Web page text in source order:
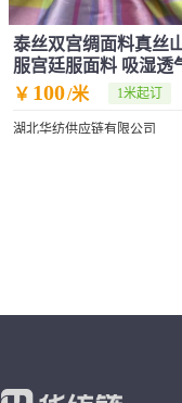
泰丝双宫绸面料真丝
服宫廷服面料 吸湿透
￥ 100/米 1米起订
湖北华纺供应链有限公司